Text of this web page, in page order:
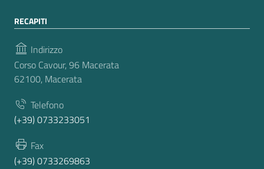
RECAPITI
Indirizzo
Corso Cavour, 96 Macerata
62100, Macerata
Telefono
(+39) 0733233051
Fax
(+39) 0733269863